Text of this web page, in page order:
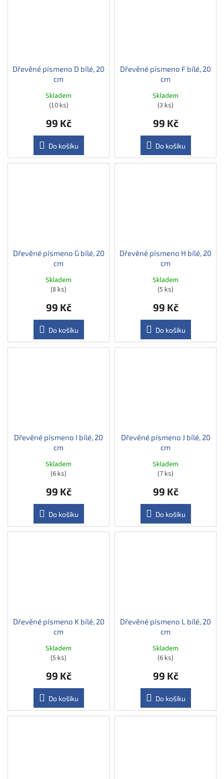
Dřevěné písmeno D bílé, 20
cm
Skladem
(10 ks)
99 Kč
Do košíku
Dřevěné písmeno F bílé, 20
cm
Skladem
(3 ks)
99 Kč
Do košíku
Dřevěné písmeno G bílé, 20
cm
Skladem
(8 ks)
99 Kč
Do košíku
Dřevěné písmeno H bílé, 20
cm
Skladem
(5 ks)
99 Kč
Do košíku
Dřevěné písmeno I bílé, 20
cm
Skladem
(6 ks)
99 Kč
Do košíku
Dřevěné písmeno J bílé, 20
cm
Skladem
(7 ks)
99 Kč
Do košíku
Dřevěné písmeno K bílé, 20
cm
Skladem
(5 ks)
99 Kč
Do košíku
Dřevěné písmeno L bílé, 20
cm
Skladem
(6 ks)
99 Kč
Do košíku